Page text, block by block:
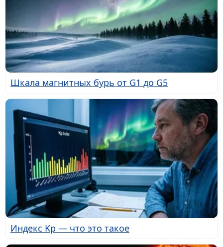
Шкала магнитных бурь от G1 до G5
Индекс Kp — что это такое